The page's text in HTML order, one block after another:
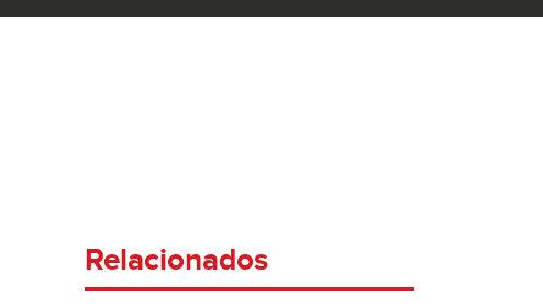
Relacionados